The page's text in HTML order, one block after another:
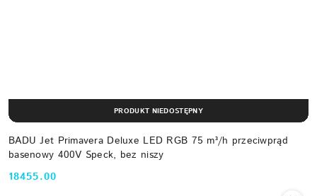
BADU Jet Primavera Deluxe LED RGB 75 m³/h przeciwprąd
basenowy 400V Speck, bez niszy
Cena:
18455.00
PRODUKT NIEDOSTĘPNY